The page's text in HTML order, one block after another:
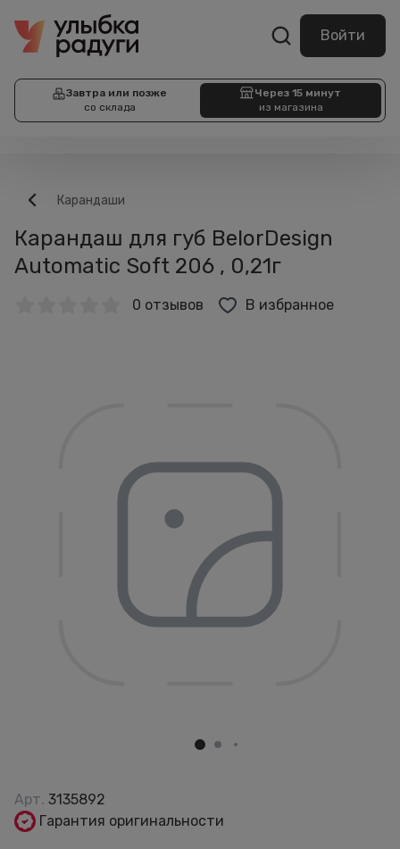
Войти
Завтра или позже
со склада
Через 15 минут
из магазина
Карандаши
Карандаш для губ BelorDesign
Automatic Soft 206 , 0,21г
0 отзывов В избранное
Арт. 3135892
Гарантия оригинальности